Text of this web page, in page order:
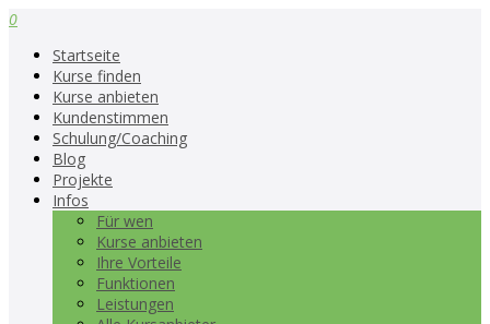
0
Startseite
Kurse finden
Kurse anbieten
Kundenstimmen
Schulung/Coaching
Blog
Projekte
Infos
Für wen
Kurse anbieten
Ihre Vorteile
Funktionen
Leistungen